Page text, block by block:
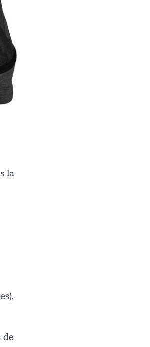
la
de